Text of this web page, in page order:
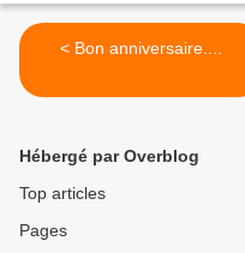
< Bon anniversaire....
Hébergé par Overblog
Top articles
Pages